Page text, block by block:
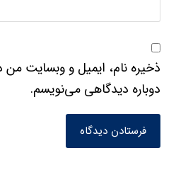
ذخیره نام، ایمیل و وبسایت من
دوباره دیدگاهی می‌نویسم.
فرستادن دیدگاه